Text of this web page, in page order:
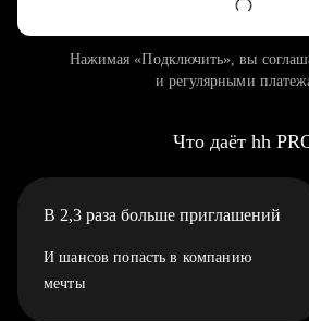
Нажимая «Подключить», вы
и регулярными
Что даёт hh
В 2,3 раза больше приглашений
И шансов попасть в компанию
мечты